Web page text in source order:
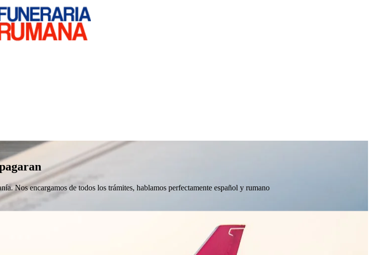
Nos encargamos de todos los trámites, hablamos perfectamente español y rumano